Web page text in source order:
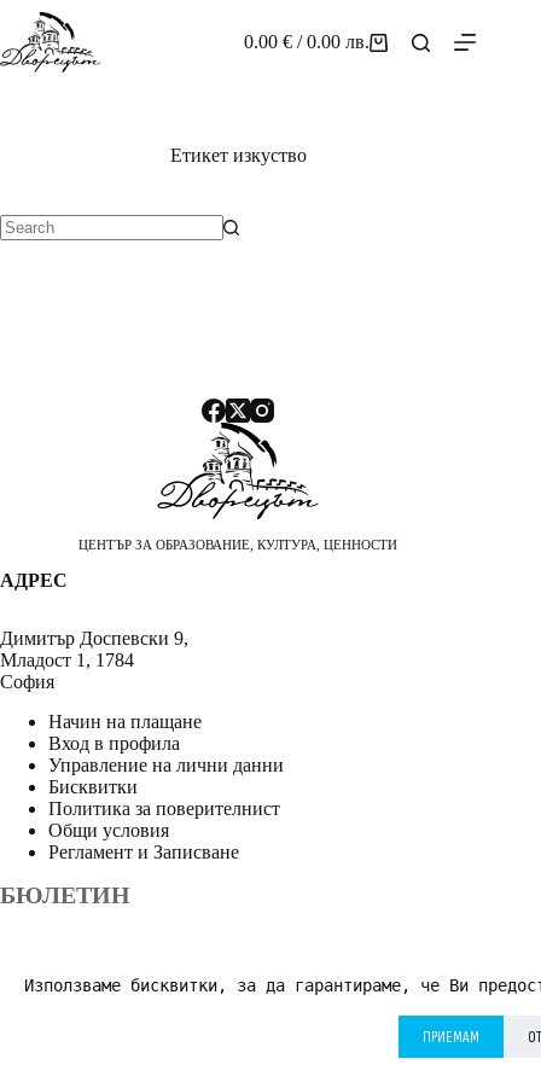
content
Използваме бисквитки, за да гарантираме, че Ви
ПРИЕМАМ
Shopping
0.00€ / 0.00 лв.
Етикетизкуство
ЦЕНТЪР ЗА ОБРАЗОВАНИЕ, КУЛТУРА, ЦЕННОСТИ
АДРЕС
Димитър Доспевски 9,
Младост 1, 1784
София
Начин на плащане
Вход в профила
Управление на лични данни
Бисквитки
Политика за поверителнист
Общи условия
Регламент и Записване
БЮЛЕТИН
АБОНИРАНЕ